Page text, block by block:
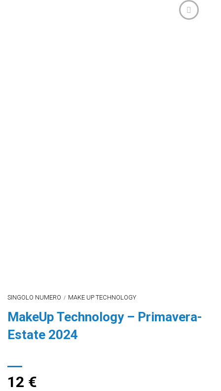
SINGOLO NUMERO / MAKE UP TECHNOLOGY
MakeUp Technology – Primavera-
Estate 2024
12 €